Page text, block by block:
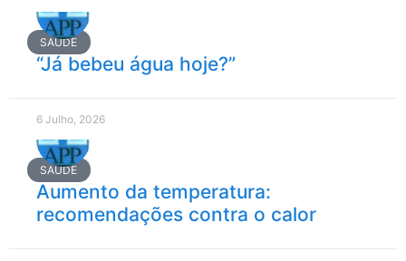
SAÚDE
“Já bebeu água hoje?”
6 Julho, 2026
SAÚDE
Aumento da temperatura:
recomendações contra o calor